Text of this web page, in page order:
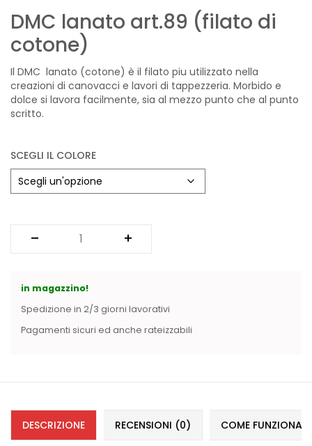
Nastri, fettucce, cordoni, (49)
Pizzi (11)
Prodotti per la sartoria (34)
Ricamo (119)
Quadri Mezzo Punto (92)
Canovacci Completi di Filati e Ago (24)
Swarovski (2)
Vintage (165)
DMC lanato art.89 (filato di
cotone)
Il DMC lanato (cotone) è il filato piu utilizzato nella
creazioni di canovacci e lavori di tappezzeria. Morbido e
dolce si lavora facilmente, sia al mezzo punto che al punto
scritto.
SCEGLI IL COLORE
in magazzino!
Spedizione in 2/3 giorni lavorativi
Pagamenti sicuri ed anche rateizzabili
DESCRIZIONE RECENSIONI (0) COME